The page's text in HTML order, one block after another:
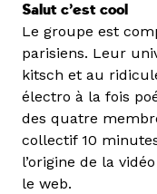
Salut c’est cool
Le groupe est
parisiens. Leur
kitsch et au
électro à la fois
des quatre
collectif 10
l’origine de la
le web.